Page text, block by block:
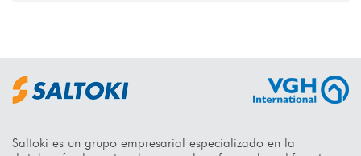
Saltoki es un grupo empresarial especializado en la